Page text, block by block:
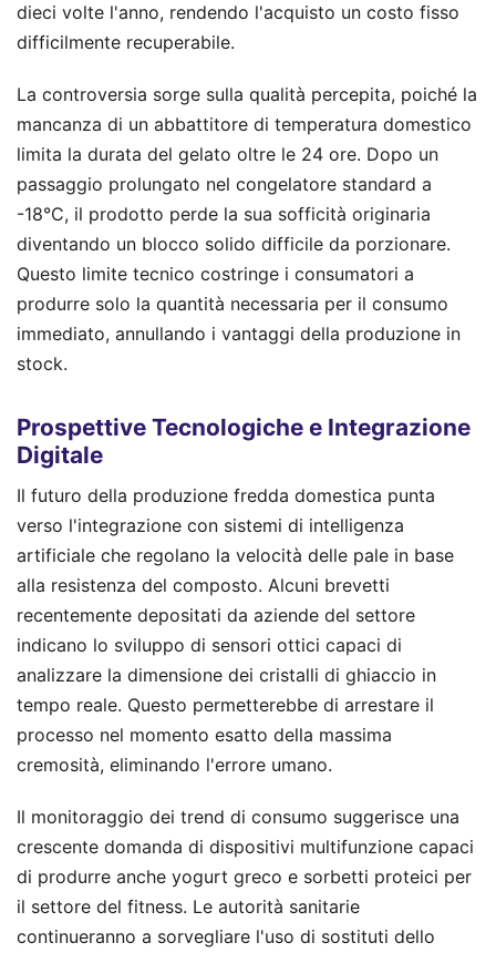
dieci volte l'anno, rendendo l'acquisto un costo fisso
difficilmente recuperabile.
La controversia sorge sulla qualità percepita, poiché la
mancanza di un abbattitore di temperatura domestico
limita la durata del gelato oltre le 24 ore. Dopo un
passaggio prolungato nel congelatore standard a
-18°C, il prodotto perde la sua sofficità originaria
diventando un blocco solido difficile da porzionare.
Questo limite tecnico costringe i consumatori a
produrre solo la quantità necessaria per il consumo
immediato, annullando i vantaggi della produzione in
stock.
Prospettive Tecnologiche e Integrazione
Digitale
Il futuro della produzione fredda domestica punta
verso l'integrazione con sistemi di intelligenza
artificiale che regolano la velocità delle pale in base
alla resistenza del composto. Alcuni brevetti
recentemente depositati da aziende del settore
indicano lo sviluppo di sensori ottici capaci di
analizzare la dimensione dei cristalli di ghiaccio in
tempo reale. Questo permetterebbe di arrestare il
processo nel momento esatto della massima
cremosità, eliminando l'errore umano.
Il monitoraggio dei trend di consumo suggerisce una
crescente domanda di dispositivi multifunzione capaci
di produrre anche yogurt greco e sorbetti proteici per
il settore del fitness. Le autorità sanitarie
continueranno a sorvegliare l'uso di sostituti dello